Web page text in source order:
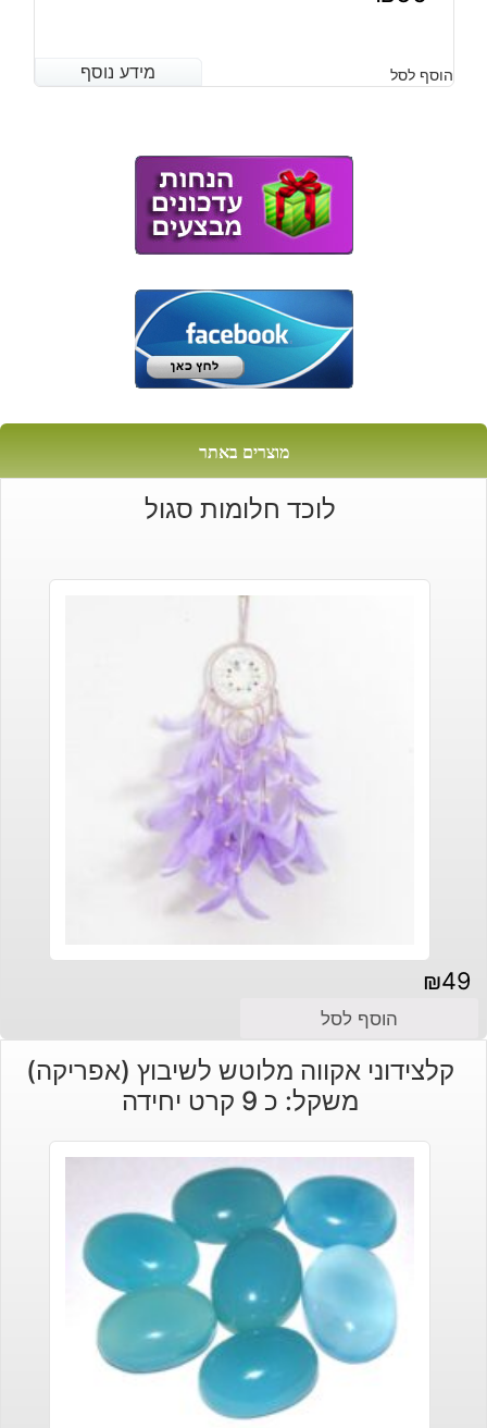
מידע נוסף הוסף לסל מידע נוסף
מוצרים באתר
לוכד חלומות סגול
₪49
הוסף לסל
קלצידוני אקווה מלוטש לשיבוץ (אפריקה)
משקל: כ 9 קרט יחידה